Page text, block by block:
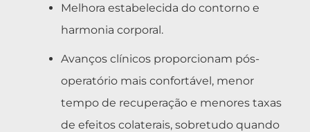
Melhora estabelecida do contorno e
harmonia corporal.
Avanços clínicos proporcionam pós-
operatório mais confortável, menor
tempo de recuperação e menores taxas
de efeitos colaterais, sobretudo quando